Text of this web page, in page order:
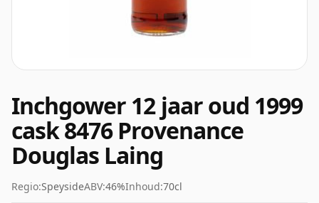
Inchgower 12 jaar oud 1999
cask 8476 Provenance
Douglas Laing
Regio:SpeysideABV:46%Inhoud:70cl